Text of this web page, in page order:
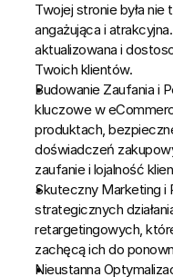
Twojej stronie była
angażująca i
aktualizowana i
Twoich klientów.
Budowanie Zaufania i
kluczowe w
produktach,
doświadczeń
zaufanie i lojalność
Skuteczny Marketing i
strategicznych
retargetingowych,
zachęcą ich do
Nieustanna